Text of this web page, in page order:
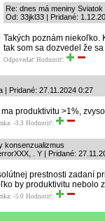
Re: dnes má meniny Sviatok
Od: 33jkl33 | Pridané:
Takých poznám niekoľko.
tak som sa dozvedel že
Odpovedať Hodnotiť:
| Pridané: 27.11.2024 0:27
ma produktivitu >1%,
-3.3 Hodnotiť:
konsenzualizmus
. Y | Pridané:
prestnosti zadaní
by produktivitu nebolo
-5.0 Hodnotiť: